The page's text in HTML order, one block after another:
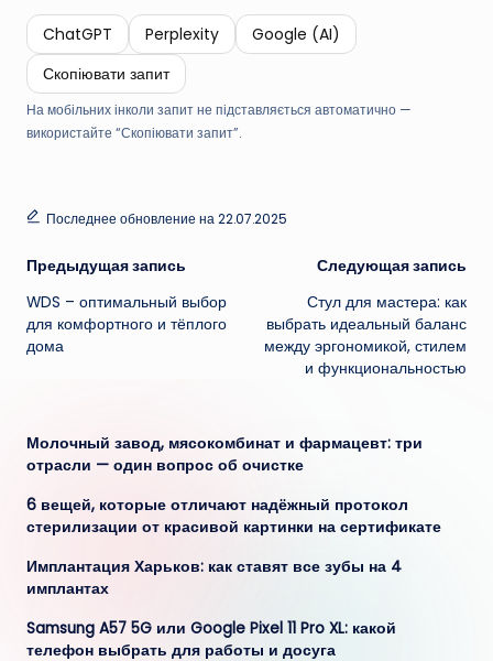
ChatGPT Perplexity
Google (AI)
Скопіювати запит
На мобільних інколи запит не підставляється автоматично —
використайте “Скопіювати запит”.
Последнее обновление на 22.07.2025
Навигация
записи
Предыдущая запись
WDS – оптимальный выбор
для комфортного и тёплого
дома
Следующая запись
Стул для мастера: как
выбрать идеальный баланс
между эргономикой, стилем
и функциональностью
Молочный завод, мясокомбинат и фармацевт: три
отрасли — один вопрос об очистке
6 вещей, которые отличают надёжный протокол
стерилизации от красивой картинки на сертификате
Имплантация Харьков: как ставят все зубы на 4
имплантах
Samsung A57 5G или Google Pixel 11 Pro XL: какой
телефон выбрать для работы и досуга